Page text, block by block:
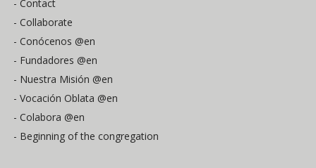
- Contact
- Collaborate
- Conócenos @en
- Fundadores @en
- Nuestra Misión @en
- Vocación Oblata @en
- Colabora @en
- Beginning of the congregation